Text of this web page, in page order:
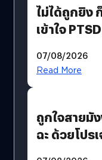
ไม่ได้ถูกยิง
เข้าใจ
07/08/2026
Read More
ถูกใจสายมั
ฉะ ด้วยโปร